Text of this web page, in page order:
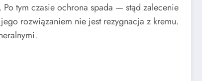
tym czasie ochrona spada — stąd zalecenie
rozwiązaniem nie jest rezygnacja z kremu.